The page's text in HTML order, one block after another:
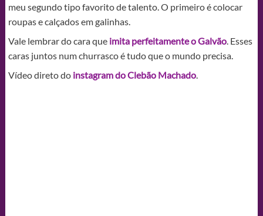
meu segundo tipo favorito de talento. O primeiro é colocar
roupas e calçados em galinhas.
Vale lembrar do cara que imita perfeitamente o Galvão. Esses
caras juntos num churrasco é tudo que o mundo precisa.
Vídeo direto do instagram do Clebão Machado.